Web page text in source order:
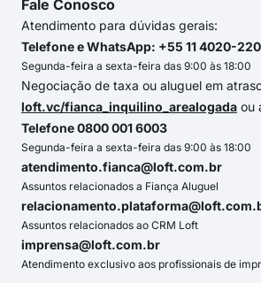
Fale Conosco
Atendimento para dúvidas gerais:
Telefone e WhatsApp: +55 11 4020-
Segunda-feira a sexta-feira das 9:00 às 18:00
Negociação de taxa ou aluguel em
loft.vc/fianca_inquilino_arealogada ou
Telefone 0800 001 6003
Segunda-feira a sexta-feira das 9:00 às 18:00
atendimento.fianca@loft.com.br
Assuntos relacionados a Fiança Aluguel
Assuntos relacionados ao CRM Loft
imprensa@loft.com.br
Atendimento exclusivo aos profissionais de